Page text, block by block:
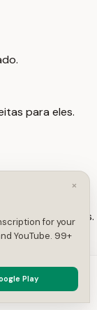
para eles.
essas crises.
×
for your
YouTube. 99+
Play